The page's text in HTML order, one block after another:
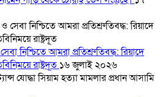
নিশ্চিতে আমরা প্রতিশ্রুতিবদ্ধ: রিয়াদে
রাষ্ট্রদূত ১৬ জুলাই ২০২৬